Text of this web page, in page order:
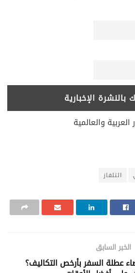
والعالمية
التلفاز
الخبر السابق
عطلة السفر بأرخص التكاليف؟